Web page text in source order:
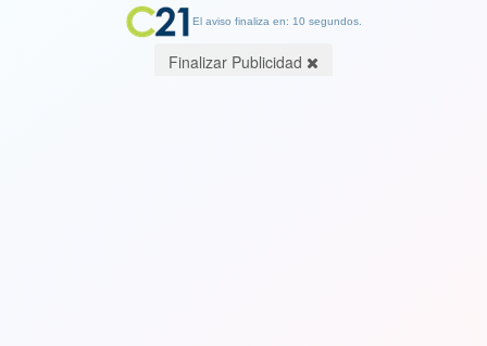
El aviso finaliza en: 09 segundos.
Finalizar Publicidad